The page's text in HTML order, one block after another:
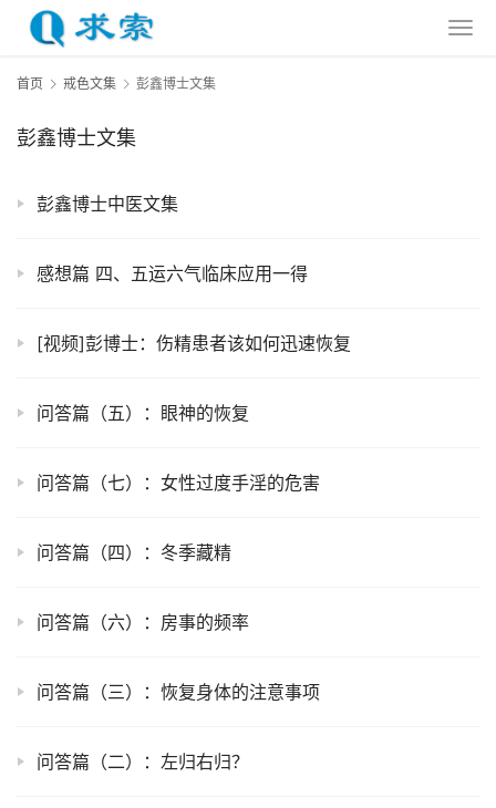
首页 戒色文集 彭鑫博士文集
彭鑫博士文集
彭鑫博士中医文集
感想篇 四、五运六气临床应用一得
[视频]彭博士：伤精患者该如何迅速恢复
问答篇（五）：眼神的恢复
问答篇（七）：女性过度手淫的危害
问答篇（四）：冬季藏精
问答篇（六）：房事的频率
问答篇（三）：恢复身体的注意事项
问答篇（二）：左归右归？